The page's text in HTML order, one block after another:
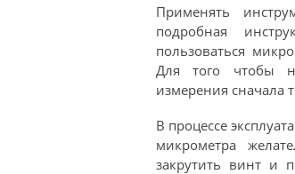
Применять
подробная
пользоваться
Для того чтобы
измерения сначала
В процессе
микрометра
закрутить винт и